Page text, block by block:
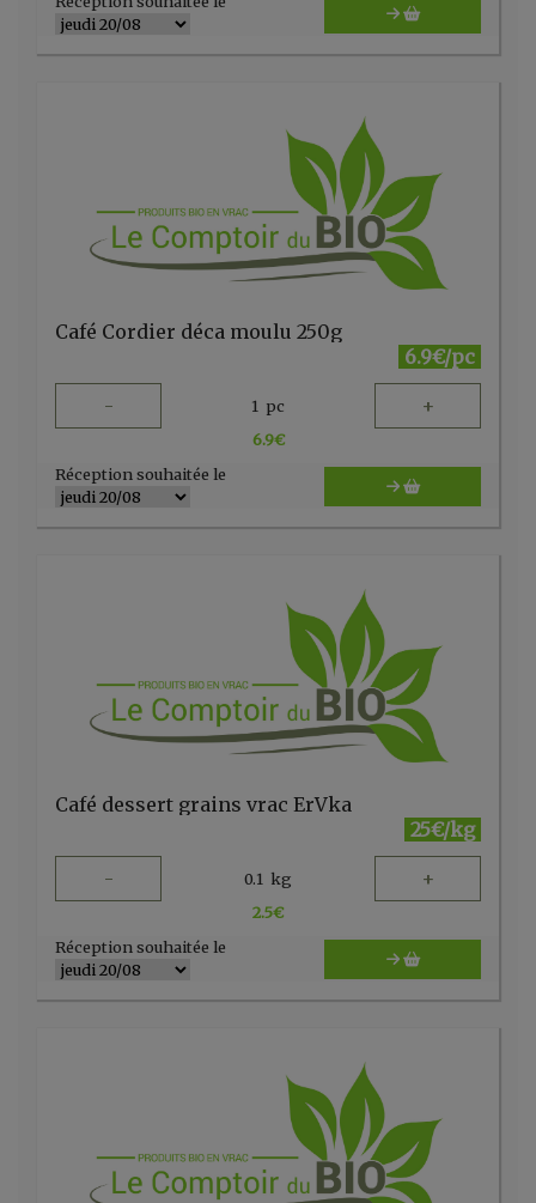
Café Cordier déca moulu 250g
6.9€/pc
- 1 pc +
6.9€
Réception souhaitée le
Café dessert grains vrac ErVka
25€/kg
- 0.1 kg +
2.5€
Réception souhaitée le